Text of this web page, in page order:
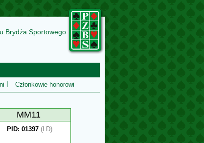
Brydża Sportowego
Członkowie honorowi
MM11
PID: 01397 (LD)